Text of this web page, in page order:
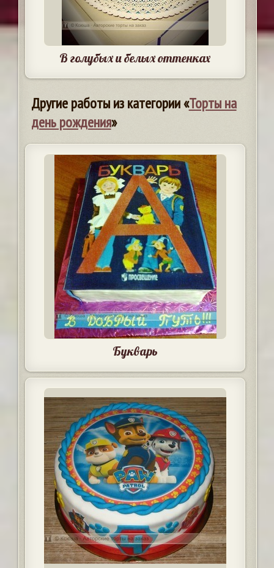
В голубых и белых оттенках
Другие работы из категории «Торты на
день рождения»
Букварь